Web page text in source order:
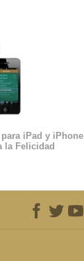
iPad y iPhone
la Felicidad